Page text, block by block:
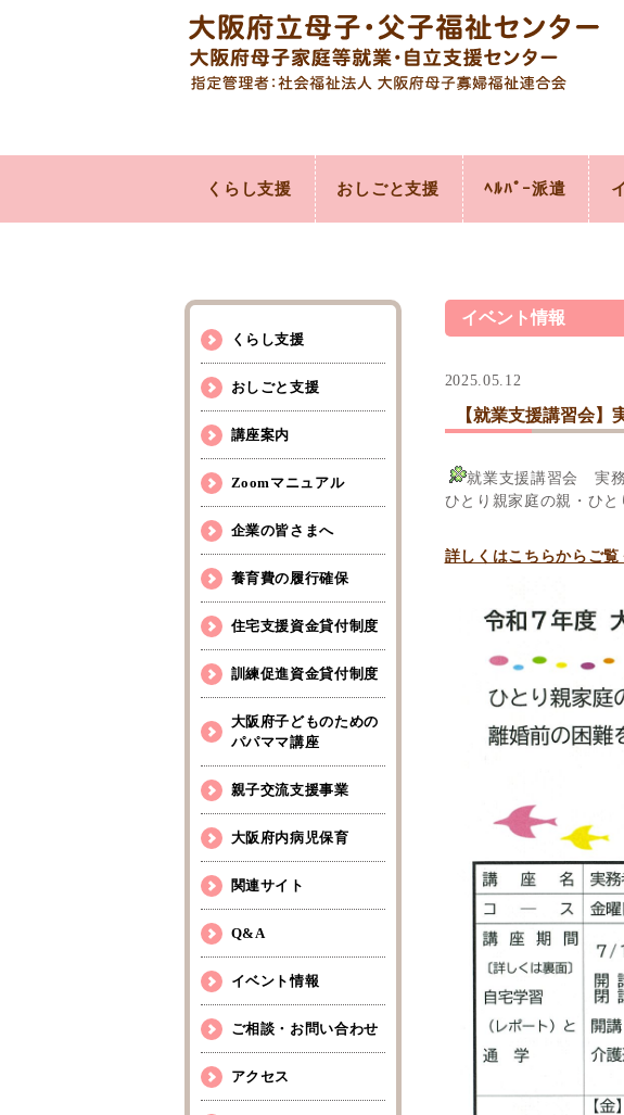
くらし支援 おしごと支援 ﾍﾙﾊﾟｰ派遣
くらし支援
おしごと支援
講座案内
Zoomマニュアル
企業の皆さまへ
養育費の履行確保
住宅支援資金貸付制度
訓練促進資金貸付制度
大阪府子どものための
パパママ講座
親子交流支援事業
大阪府内病児保育
関連サイト
Q&A
イベント情報
ご相談・お問い合わせ
アクセス
イベント情報
2025.05.12
【就業支援講習会
就業支援講習会 実
ひとり親家庭の親・ひ
詳しくはこちらからご覧